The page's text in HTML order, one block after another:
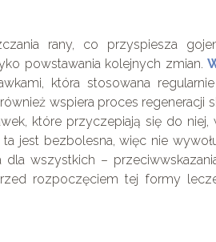
rany, co przyspiesza
powstawania kolejnych zmian.
która stosowana
wspiera proces regeneracji
które przyczepiają się do niej,
jest bezbolesna, więc nie
wszystkich –
rozpoczęciem tej formy